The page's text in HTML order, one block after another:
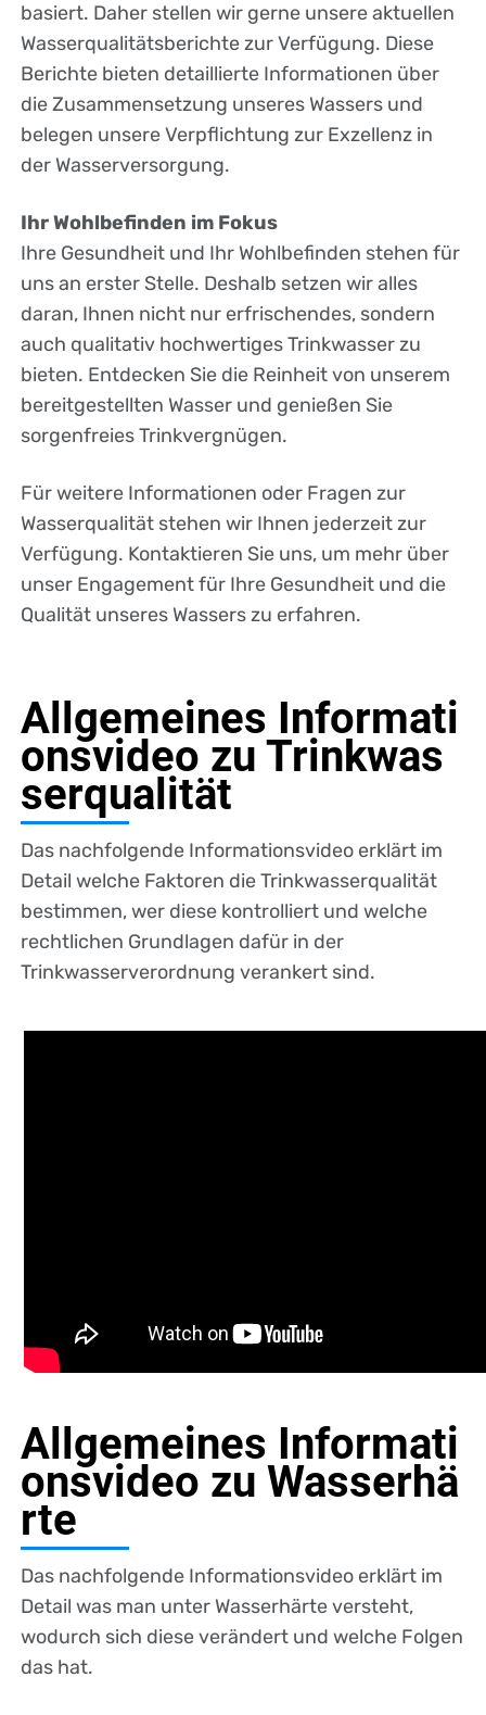
basiert. Daher stellen wir gerne unsere aktuellen
Wasserqualitätsberichte zur Verfügung. Diese
Berichte bieten detaillierte Informationen über
die Zusammensetzung unseres Wassers und
belegen unsere Verpflichtung zur Exzellenz in
der Wasserversorgung.
Ihr Wohlbefinden im Fokus
Ihre Gesundheit und Ihr Wohlbefinden stehen für
uns an erster Stelle. Deshalb setzen wir alles
daran, Ihnen nicht nur erfrischendes, sondern
auch qualitativ hochwertiges Trinkwasser zu
bieten. Entdecken Sie die Reinheit von unserem
bereitgestellten Wasser und genießen Sie
sorgenfreies Trinkvergnügen.
Für weitere Informationen oder Fragen zur
Wasserqualität stehen wir Ihnen jederzeit zur
Verfügung. Kontaktieren Sie uns, um mehr über
unser Engagement für Ihre Gesundheit und die
Qualität unseres Wassers zu erfahren.
Allgemeines Informati
onsvideo zu Trinkwas
serqualität
Das nachfolgende Informationsvideo erklärt im
Detail welche Faktoren die Trinkwasserqualität
bestimmen, wer diese kontrolliert und welche
rechtlichen Grundlagen dafür in der
Trinkwasserverordnung verankert sind.
Allgemeines Informati
onsvideo zu Wasserhä
rte
Das nachfolgende Informationsvideo erklärt im
Detail was man unter Wasserhärte versteht,
wodurch sich diese verändert und welche Folgen
das hat.